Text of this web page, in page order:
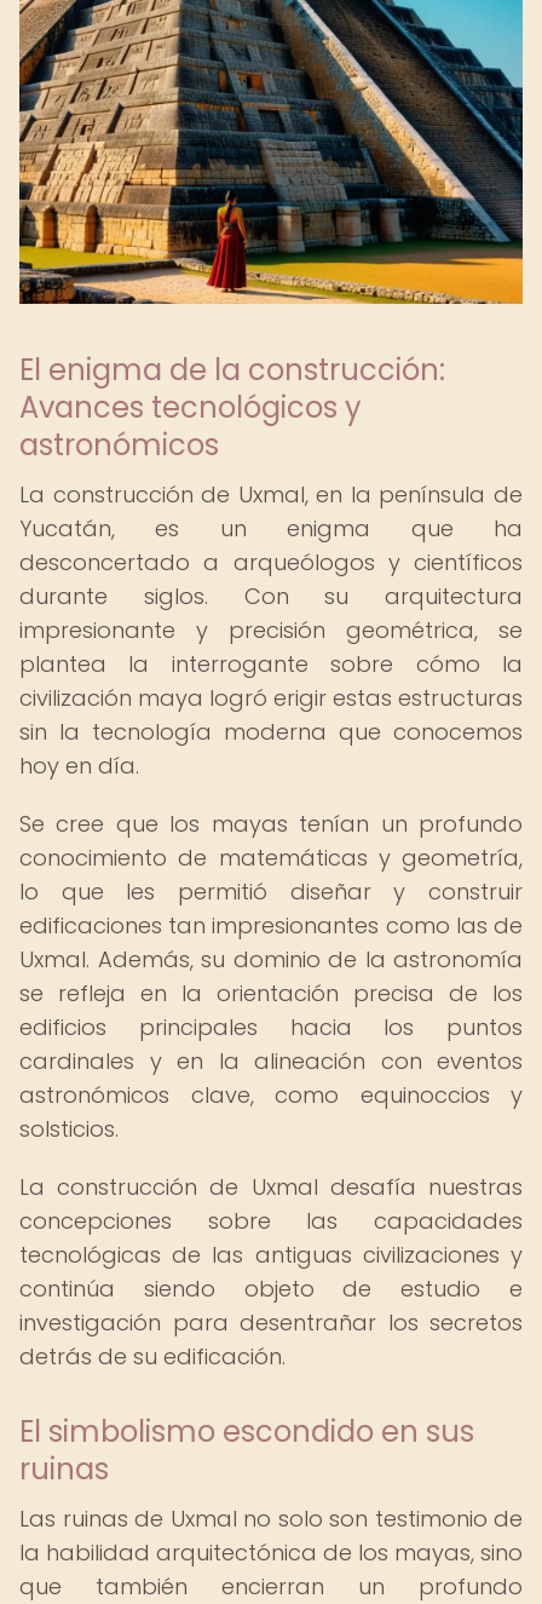
El enigma de la construcción:
Avances tecnológicos y
astronómicos
La construcción de Uxmal, en la península de
Yucatán, es un enigma que ha
desconcertado a arqueólogos y científicos
durante siglos. Con su arquitectura
impresionante y precisión geométrica, se
plantea la interrogante sobre cómo la
civilización maya logró erigir estas estructuras
sin la tecnología moderna que conocemos
hoy en día.
Se cree que los mayas tenían un profundo
conocimiento de matemáticas y geometría,
lo que les permitió diseñar y construir
edificaciones tan impresionantes como las de
Uxmal. Además, su dominio de la astronomía
se refleja en la orientación precisa de los
edificios principales hacia los puntos
cardinales y en la alineación con eventos
astronómicos clave, como equinoccios y
solsticios.
La construcción de Uxmal desafía nuestras
concepciones sobre las capacidades
tecnológicas de las antiguas civilizaciones y
continúa siendo objeto de estudio e
investigación para desentrañar los secretos
detrás de su edificación.
El simbolismo escondido en sus
ruinas
Las ruinas de Uxmal no solo son testimonio de
la habilidad arquitectónica de los mayas, sino
que también encierran un profundo